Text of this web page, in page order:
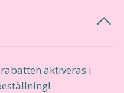
aktiveras i